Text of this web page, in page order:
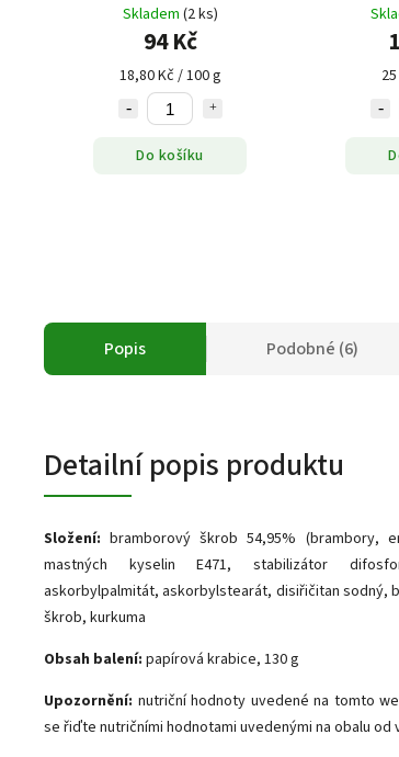
PKU, 500 g
Skladem (2 ks)
94 Kč
18,80 Kč / 100 g
Do košíku
Popis Podobné (6)
Detailní popis produktu
Složení: bramborový škrob 54,95% (brambory,
mastných kyselin E471, stabilizátor
askorbylpalmitát, askorbylstearát, disiřičitan sodný,
škrob, kurkuma
Obsah balení: papírová krabice, 130 g
Upozornění: nutriční hodnoty uvedené na tomto
se řiďte nutričními hodnotami uvedenými na obalu od